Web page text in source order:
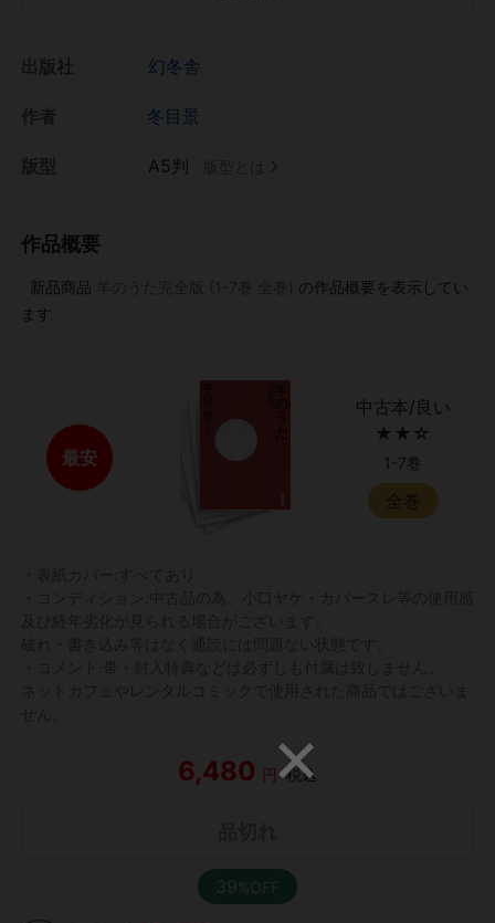
幻冬舎
冬目景
A5判
作品概要
新品商品
の作品概要を表示してい
ます
最安
中古本/良い
★★☆
1-7巻
全巻
6,480 円 税込
39%OFF